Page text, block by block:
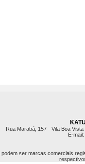
Rua Marabá, 157 - Vila Boa
E-mail:
ser marcas comerciais